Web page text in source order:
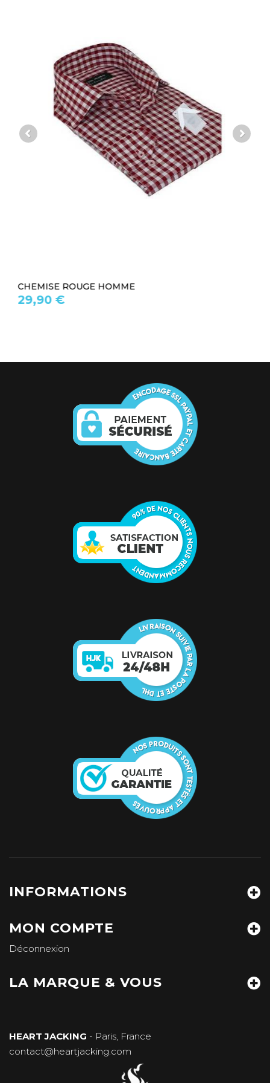
CHEMISE ROUGE HOMME
29,90 €
INFORMATIONS
MON COMPTE
Déconnexion
LA MARQUE & VOUS
HEART JACKING - Paris, France
contact@heartjacking.com